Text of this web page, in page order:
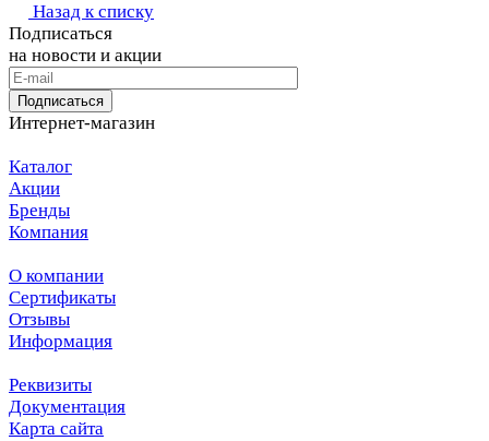
Назад к списку
Подписаться
на новости и акции
Подписаться
Интернет-магазин
Каталог
Акции
Бренды
Компания
О компании
Сертификаты
Отзывы
Информация
Реквизиты
Документация
Карта сайта